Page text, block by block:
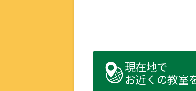
現在地で
お近くの教室